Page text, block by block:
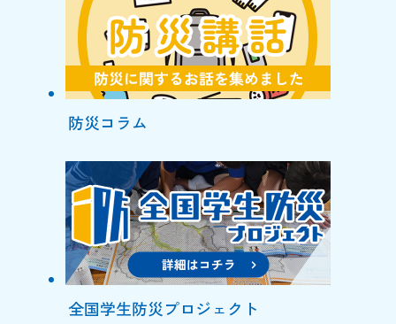
防災コラム
全国学生防災プロジェクト